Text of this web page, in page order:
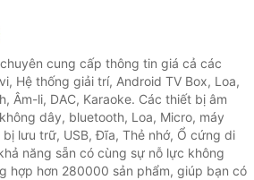
cung cấp thông tin giá cả các
Hệ thống giải trí, Android TV Box, Loa,
Âm-li, DAC, Karaoke. Các thiết bị âm
dây, bluetooth, Loa, Micro, máy
lưu trữ, USB, Đĩa, Thẻ nhớ, Ổ cứng di
năng sẵn có cùng sự nỗ lực không
hợp hơn 280000 sản phẩm, giúp bạn có